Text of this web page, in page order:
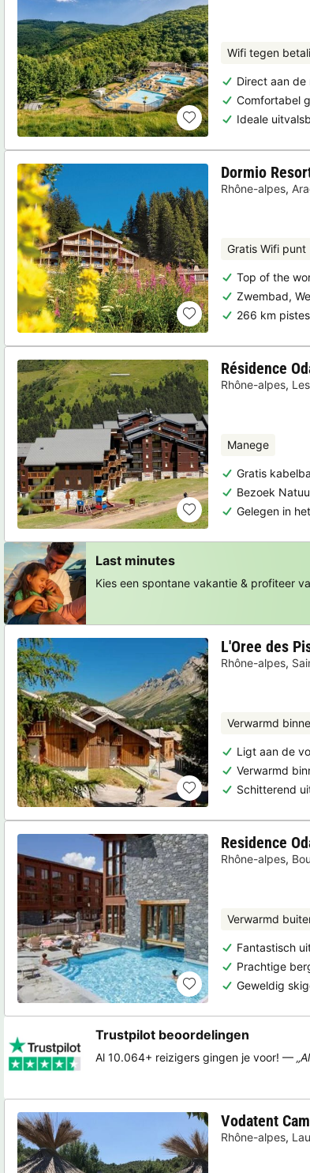
Wifi tegen
Direct aan
Comfortabel
Ideale
Dormio
Rhône-alpes,
Gratis Wifi punt
Top of the
Zwembad,
266 km pistes
Résidence
Rhône-alpes,
Manege
Gratis
Bezoek
Gelegen in
L'Oree des
Rhône-alpes,
Verwarmd
Ligt aan de
Verwarmd
Schitterend
Residence
Rhône-alpes,
Verwarmd
Fantastisch
Prachtige
Geweldig
Vodatent
Rhône-alpes,
Last minutes
Kies een spontane vakantie & profiteer
Trustpilot beoordelingen
Al 10.064+ reizigers gingen je voor! —